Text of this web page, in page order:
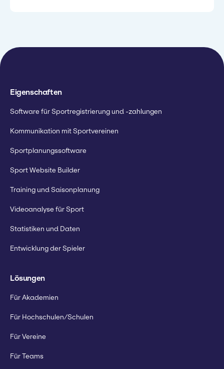
Eigenschaften
Software für Sportregistrierung und -zahlungen
Kommunikation mit Sportvereinen
Sportplanungssoftware
Sport Website Builder
Training und Saisonplanung
Videoanalyse für Sport
Statistiken und Daten
Entwicklung der Spieler
Lösungen
Für Akademien
Für Hochschulen/Schulen
Für Vereine
Für Teams